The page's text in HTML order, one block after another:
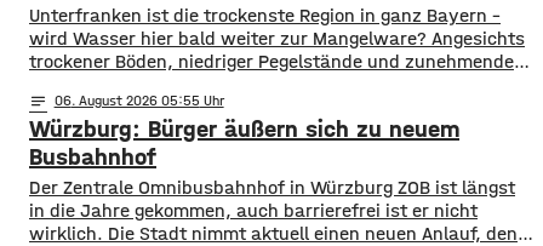
​​Unterfranken ist die trockenste Region in ganz Bayern –
wird Wasser hier bald weiter zur Mangelware? Angesichts
trockener Böden, niedriger Pegelstände und zunehmender
​Mit einem neuen Antrag fordern sie einen 10-Punkte-
Wasser-Notfallplan für Bayern. ​Die Grünen-Fraktion hat
dabei kurzfristige und langfristige Maßnahmen im Petto.
So sollen unter anderem
notes 06. August 2026 05:55
Würzburg: Bürger äußern sich zu neuem
Busbahnhof
Der Zentrale Omnibusbahnhof in Würzburg ZOB ist längst
in die Jahre gekommen, auch barrierefrei ist er nicht
wirklich. Die Stadt nimmt aktuell einen neuen Anlauf, den